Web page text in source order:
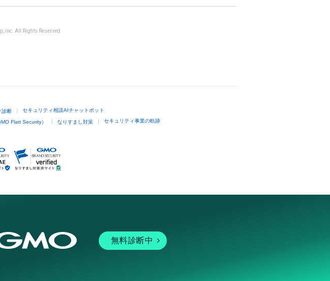
Inc. All Rights Reserved.
診断 セキュリティ相談AIチャットボット
Flatt Security） なりすまし対策 セキュリティ事業の軌跡
無料診断中